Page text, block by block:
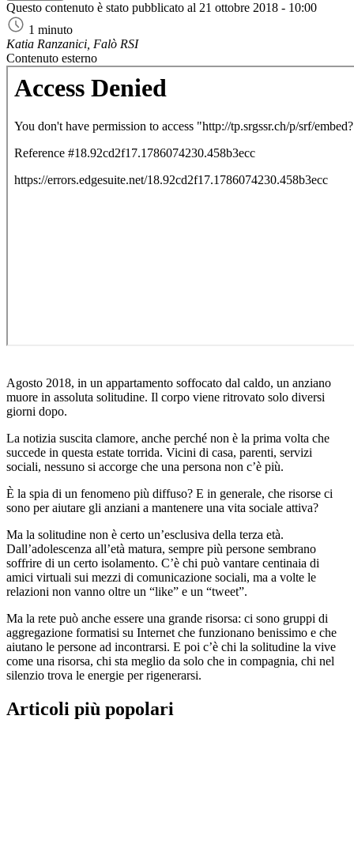
Questo contenuto è stato pubblicato al 21 ottobre 2018 - 10:00
1 minuto
Katia Ranzanici, Falò RSI
Contenuto esterno
Agosto 2018, in un appartamento soffocato dal caldo, un anziano
muore in assoluta solitudine. Il corpo viene ritrovato solo diversi
giorni dopo.
La notizia suscita clamore, anche perché non è la prima volta che
succede in questa estate torrida. Vicini di casa, parenti, servizi
sociali, nessuno si accorge che una persona non c’è più.
È la spia di un fenomeno più diffuso? E in generale, che risorse ci
sono per aiutare gli anziani a mantenere una vita sociale attiva?
Ma la solitudine non è certo un’esclusiva della terza età.
Dall’adolescenza all’età matura, sempre più persone sembrano
soffrire di un certo isolamento. C’è chi può vantare centinaia di
amici virtuali sui mezzi di comunicazione sociali, ma a volte le
relazioni non vanno oltre un “like” e un “tweet”.
Ma la rete può anche essere una grande risorsa: ci sono gruppi di
aggregazione formatisi su Internet che funzionano benissimo e che
aiutano le persone ad incontrarsi. E poi c’è chi la solitudine la vive
come una risorsa, chi sta meglio da solo che in compagnia, chi nel
silenzio trova le energie per rigenerarsi.
Articoli più popolari